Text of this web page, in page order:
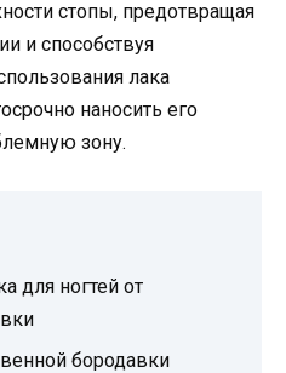
стопы, предотвращая
и способствуя
лака
наносить его
зону.
для ногтей от
бородавки